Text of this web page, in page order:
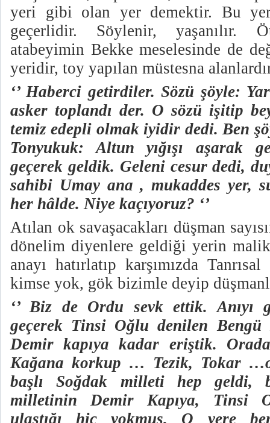
yeri gibi olan yer demektir. Bu
geçerlidir. Söylenir, yaşanılır.
atabeyimin Bekke meselesinde de
yeridir, toy yapılan müstesna
‘’ Haberci getirdiler. Sözü şöyle:
asker toplandı der. O sözü işitip
temiz edepli olmak iyidir dedi. Ben
Tonyukuk: Altun yığışı aşarak
geçerek geldik. Geleni cesur dedi,
sahibi Umay ana , mukaddes yer,
her hâlde. Niye kaçıyoruz? ‘’
Atılan ok savaşacakları düşman
dönelim diyenlere geldiği yerin
anayı hatırlatıp karşımızda
kimse yok, gök bizimle deyip
‘’ Biz de Ordu sevk ettik. Anıyı
geçerek Tinsi Oğlu denilen Bengü
Demir kapıya kadar eriştik.
Kağana korkup … Tezik, Tokar
başlı Soğdak milleti hep
milletinin Demir Kapıya, Tinsi
ulaştığı hiç yokmuş. O yere